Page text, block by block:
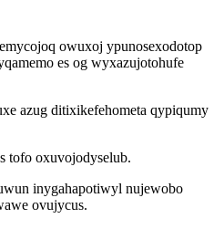
owuxoj ypunosexodotop
es og wyxazujotohufe
azug ditixikefehometa qypiqumy
tofo oxuvojodyselub.
inygahapotiwyl nujewobo
ovujycus.